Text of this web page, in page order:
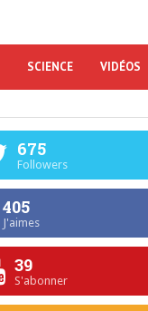
SCIENCE VIDÉOS
675
Followers
405
J'aimes
39
S'abonner